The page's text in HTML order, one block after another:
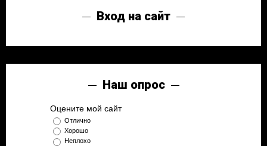
Вход на сайт
Наш опрос
Оцените мой сайт
Отлично
Хорошо
Неплохо